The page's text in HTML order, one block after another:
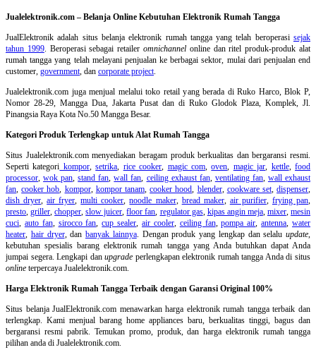
Jualelektronik.com – Belanja Online Kebutuhan Elektronik Rumah Tangga
JualElektronik adalah situs belanja elektronik rumah tanggayang telah beroperasisejak
tahun 1999. Beroperasi sebagai retaileromnichannel online dan ritel produk-produk alat
rumah tangga yang telah melayani penjualan ke berbagai sektor, mulai dari penjualan end
customer, government, dan corporate project.
Jualelektronik.com juga menjual melalui toko retail yang berada di Ruko Harco, Blok P,
Nomor 28-29, Mangga Dua, Jakarta Pusat dan di Ruko Glodok Plaza, Komplek, Jl.
Pinangsia Raya Kota No.50 Mangga Besar.
Kategori Produk Terlengkap untuk Alat Rumah Tangga
Situs Jualelektronik.com menyediakan beragam produk berkualitas dan bergaransi resmi.
Seperti kategori kompor,setrika, rice cooker, magic com,oven, magic jar, kettle,food
processor,wok pan,stand fan,wall fan, ceiling exhaust fan, ventilating fan, wall exhaust
fan,cooker hob, kompor, kompor tanam,cooker hood, blender, cookware set,dispenser,
dish dryer,air fryer,multi cooker,noodle maker, bread maker, air purifier, frying pan,
presto,griller,chopper,slow juicer,floor fan, regulator gas, kipas angin meja, mixer,mesin
cuci, auto fan, sirocco fan,cup sealer,air cooler, ceiling fan,pompa air,antenna,water
heater, hair dryer, dan banyak lainnya. Dengan produk yang lengkap dan selalu update,
kebutuhan spesialis barang elektronik rumah tangga yang Anda butuhkan dapat Anda
jumpai segera. Lengkapi danupgrade perlengkapan elektronik rumah tangga Anda di situs
online terpercaya Jualelektronik.com.
Harga Elektronik Rumah Tangga Terbaik dengan Garansi Original 100%
Situs belanjaJualElektronik.com menawarkan harga elektronik rumah tangga terbaik dan
terlengkap. Kami menjual barang home appliances baru, berkualitas tinggi, bagus dan
bergaransi resmi pabrik. Temukan promo, produk, dan harga elektronik rumah tangga
pilihan anda di Jualelektronik.com.